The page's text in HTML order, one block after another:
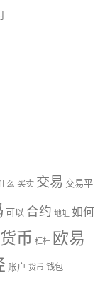
么 买卖 交易 交易平
可以 合约 地址 如何
币 杠杆 欧易
账户 货币 钱包